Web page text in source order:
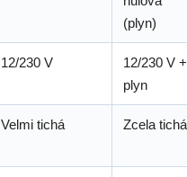
(plyn)
12/230 V
12/230 V +
plyn
Velmi tichá Zcela tichá